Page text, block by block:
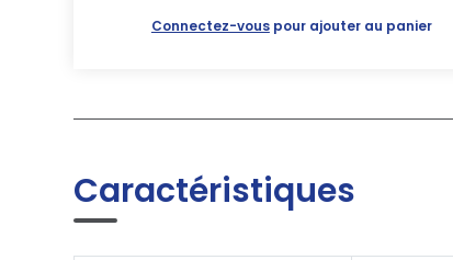
Connectez-vouspour ajouter au panier
Caractéristiques